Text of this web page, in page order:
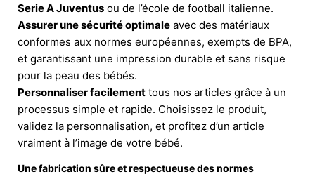
Serie A Juventus ou de l’école de football italienne.
Assurer une sécurité optimale avec des matériaux
conformes aux normes européennes, exempts de BPA,
et garantissant une impression durable et sans risque
pour la peau des bébés.
Personnaliser facilement tous nos articles grâce à un
processus simple et rapide. Choisissez le produit,
validez la personnalisation, et profitez d’un article
vraiment à l’image de votre bébé.
Une fabrication sûre et respectueuse des normes